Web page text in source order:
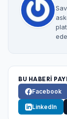
BU HABERİ
Facebook
LinkedIn